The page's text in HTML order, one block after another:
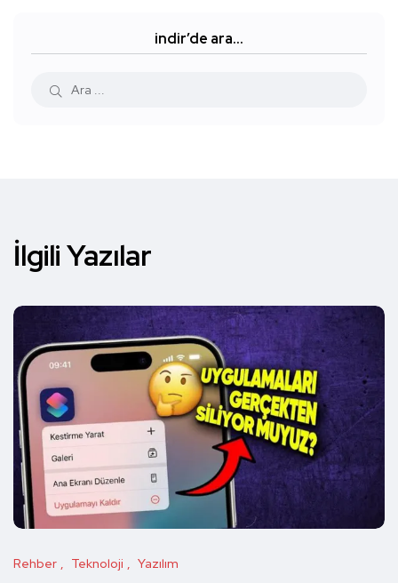
indir’de ara…
İlgili Yazılar
Rehber Teknoloji Yazılım